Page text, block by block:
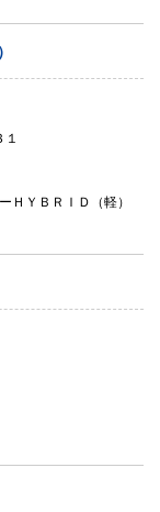
１
ＹＢＲＩＤ（軽）